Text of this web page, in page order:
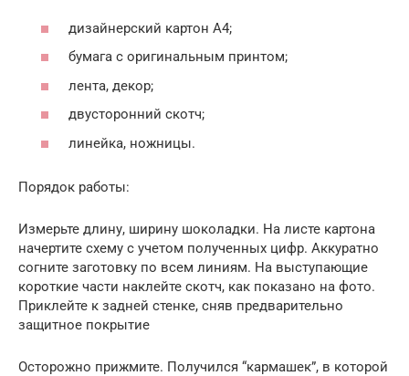
дизайнерский картон А4;
бумага с оригинальным принтом;
лента, декор;
двусторонний скотч;
линейка, ножницы.
Порядок работы:
Измерьте длину, ширину шоколадки. На листе картона
начертите схему с учетом полученных цифр. Аккуратно
согните заготовку по всем линиям. На выступающие
короткие части наклейте скотч, как показано на фото.
Приклейте к задней стенке, сняв предварительно
защитное покрытие
Осторожно прижмите. Получился “кармашек”, в которой